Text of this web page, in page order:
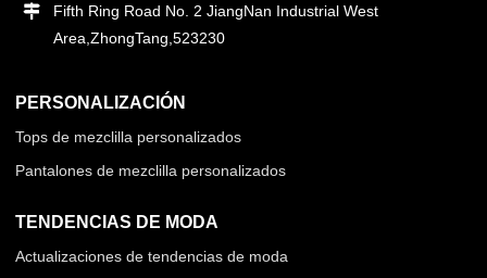
Fifth Ring Road No. 2 JiangNan Industrial West
Area,ZhongTang,523230
PERSONALIZACIÓN
Tops de mezclilla personalizados
Pantalones de mezclilla personalizados
TENDENCIAS DE MODA
Actualizaciones de tendencias de moda